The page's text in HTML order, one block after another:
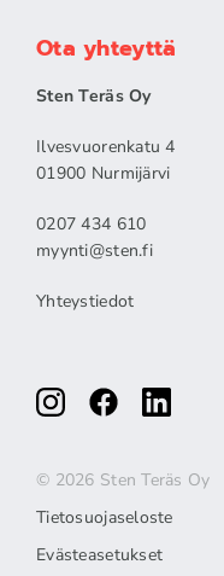
Ota yhteyttä
Sten Teräs Oy
Ilvesvuorenkatu 4
01900 Nurmijärvi
0207 434 610
myynti@sten.fi
Yhteystiedot
© 2026 Sten Teräs Oy
Tietosuojaseloste
Evästeasetukset